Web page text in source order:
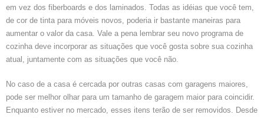
em vez dos fiberboards e dos laminados. Todas as idéias que você tem,
de cor de tinta para móveis novos, poderia ir bastante maneiras para
aumentar o valor da casa. Vale a pena lembrar seu novo programa de
cozinha deve incorporar as situações que você gosta sobre sua cozinha
atual, juntamente com as situações que você não.
No caso de a casa é cercada por outras casas com garagens maiores,
pode ser melhor olhar para um tamanho de garagem maior para coincidir.
Enquanto estiver no mercado, esses itens terão de ser removidos. Desde